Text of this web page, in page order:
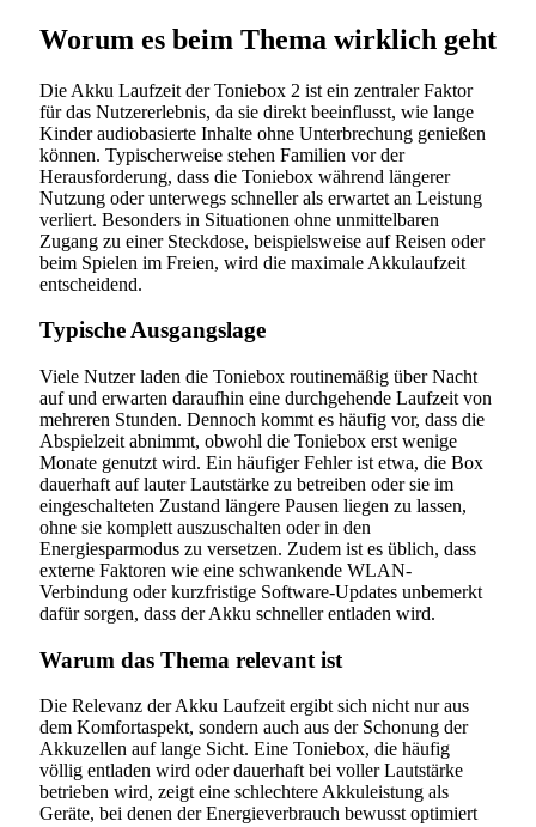
Worum es beim Thema wirklich geht
Die Akku Laufzeit der Toniebox 2 ist ein zentraler Faktor
für das Nutzererlebnis, da sie direkt beeinflusst, wie lange
Kinder audiobasierte Inhalte ohne Unterbrechung genießen
können. Typischerweise stehen Familien vor der
Herausforderung, dass die Toniebox während längerer
Nutzung oder unterwegs schneller als erwartet an Leistung
verliert. Besonders in Situationen ohne unmittelbaren
Zugang zu einer Steckdose, beispielsweise auf Reisen oder
beim Spielen im Freien, wird die maximale Akkulaufzeit
entscheidend.
Typische Ausgangslage
Viele Nutzer laden die Toniebox routinemäßig über Nacht
auf und erwarten daraufhin eine durchgehende Laufzeit von
mehreren Stunden. Dennoch kommt es häufig vor, dass die
Abspielzeit abnimmt, obwohl die Toniebox erst wenige
Monate genutzt wird. Ein häufiger Fehler ist etwa, die Box
dauerhaft auf lauter Lautstärke zu betreiben oder sie im
eingeschalteten Zustand längere Pausen liegen zu lassen,
ohne sie komplett auszuschalten oder in den
Energiesparmodus zu versetzen. Zudem ist es üblich, dass
externe Faktoren wie eine schwankende WLAN-
Verbindung oder kurzfristige Software-Updates unbemerkt
dafür sorgen, dass der Akku schneller entladen wird.
Warum das Thema relevant ist
Die Relevanz der Akku Laufzeit ergibt sich nicht nur aus
dem Komfortaspekt, sondern auch aus der Schonung der
Akkuzellen auf lange Sicht. Eine Toniebox, die häufig
völlig entladen wird oder dauerhaft bei voller Lautstärke
betrieben wird, zeigt eine schlechtere Akkuleistung als
Geräte, bei denen der Energieverbrauch bewusst optimiert